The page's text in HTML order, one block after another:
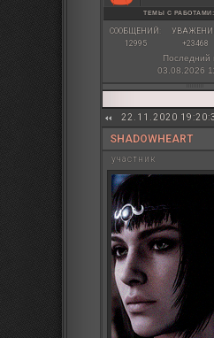
ТЕМЫ С РАБОТАМИ:
СООБЩЕНИЙ:
12995
+23468
Последний
03.08.2026
22.11.2020
SHADOWHEART
участник